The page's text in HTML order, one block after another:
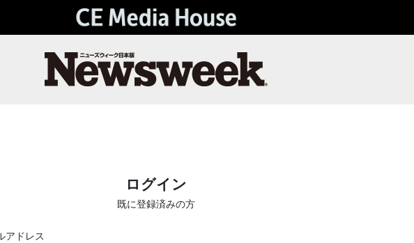
ログイン
既に登録済みの方
アドレス